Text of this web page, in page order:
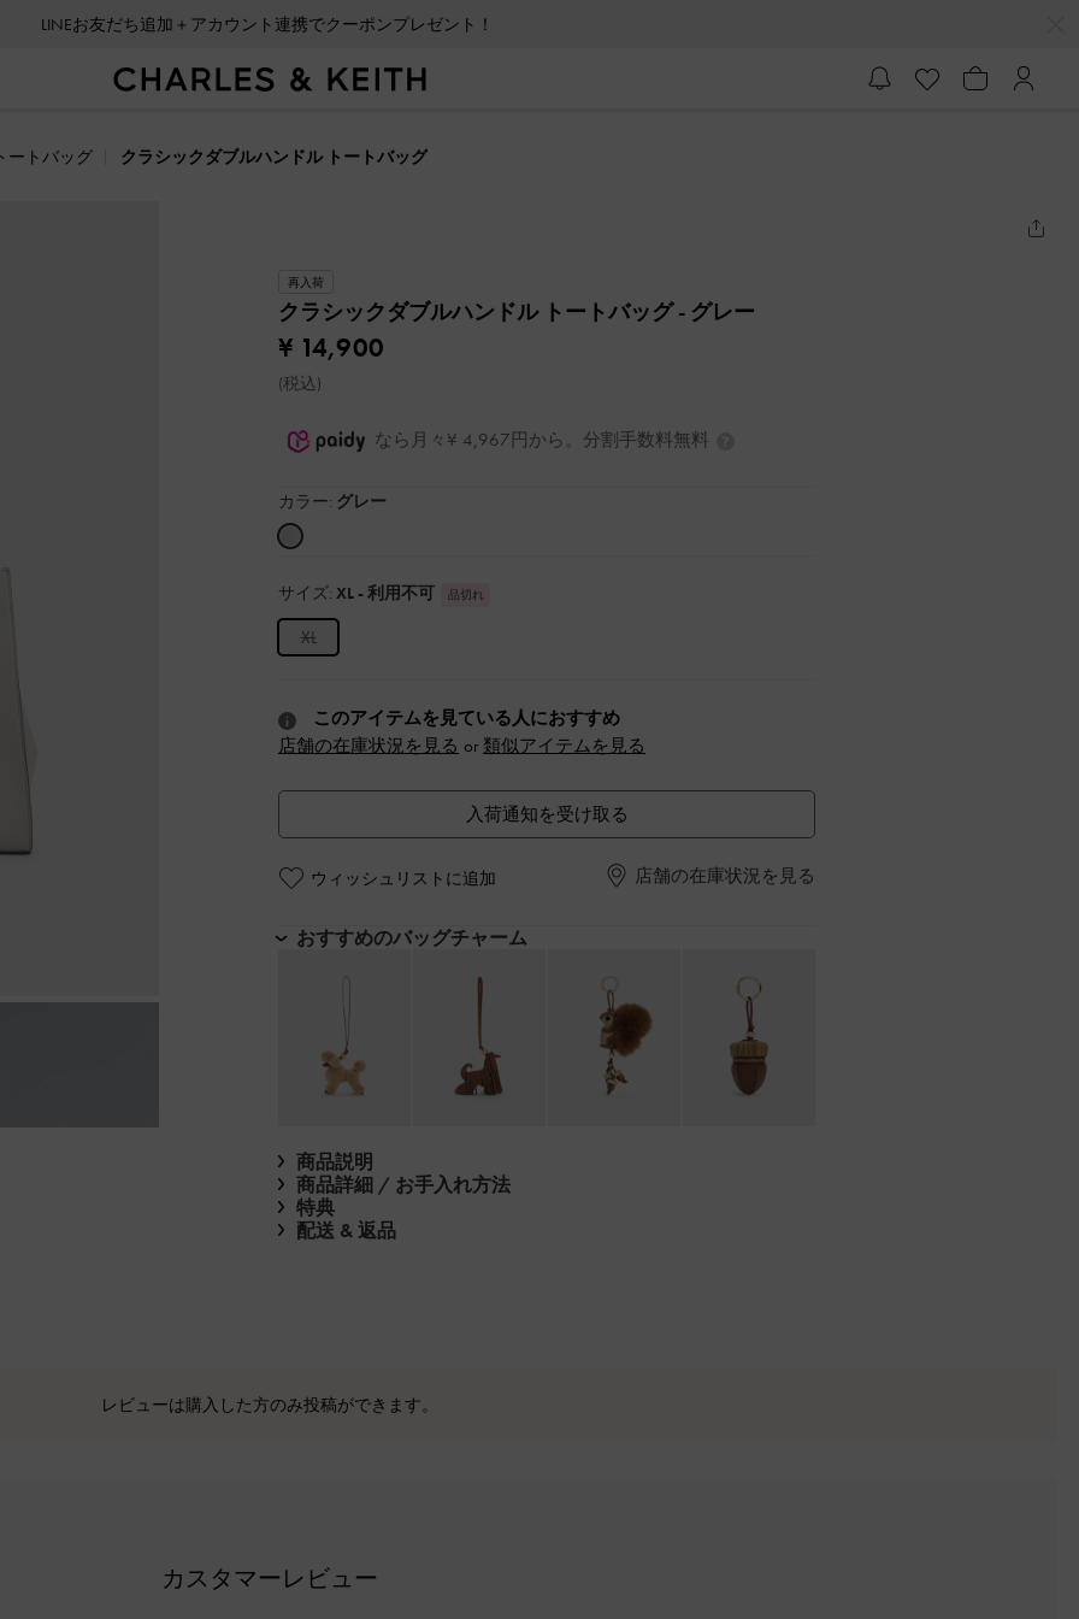
LINEお友だち追加＋アカウント連携でクーポンプレゼント！
ートバッグ クラシックダブルハンドル トートバッグ
再入荷
クラシックダブルハンドル トートバッグ- グレー
¥ 14,900
(税込)
なら月々¥ 4,967円から。分割手数料無料
カラー: グレー
サイズ: XL - 利用不可 品切れ
XL
このアイテムを見ている人におすすめ
店舗の在庫状況を見る or 類似アイテムを見る
入荷通知を受け取る
ウィッシュリストに追加 店舗の在庫状況を見る
おすすめのバッグチャーム
商品説明
商品詳細 / お手入れ方法
特典
配送 & 返品
レビューは購入した方のみ投稿ができます。
カスタマーレビュー